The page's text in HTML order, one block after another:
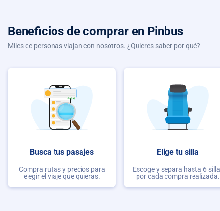
Beneficios de comprar en Pinbus
Miles de personas viajan con nosotros. ¿Quieres saber por qué?
Busca tus pasajes
Compra rutas y precios para
elegir el viaje que quieras.
Elige tu silla
Escoge y separa hasta 6
por cada compra realizada.